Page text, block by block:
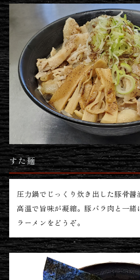
すた麺
圧力鍋でじっくり炊き出した豚骨
高温で旨味が凝縮。豚バラ肉と一緒
ラーメンをどうぞ。